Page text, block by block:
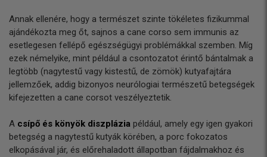
Annak ellenére, hogy a természet szinte tökéletes fizikummal
ajándékozta meg őt, sajnos a cane corso sem immunis az
esetlegesen fellépő egészségügyi problémákkal szemben. Míg
ezek némelyike, mint például a csontozatot érintő bántalmak a
legtöbb (nagytestű vagy kistestű, de zömök) kutyafajtára
jellemzőek, addig bizonyos neurólogiai természetű betegségek
kifejezetten a cane corsot veszélyeztetik.
A csípő és könyök diszplázia például, amely egy igen gyakori
betegség a nagytestű kutyák körében, a porc fokozatos
elkopásával jár, és előrehaladott állapotban fájdalmakhoz és